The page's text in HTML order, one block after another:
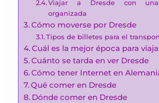
Viajar a Dresde con una
organizada
Cómo moverse por Dresde
Tipos de billetes para el
Cuál es la mejor época para
Cuánto se tarda en ver Dresde
Cómo tener Internet en
Qué comer en Dresde
Dónde comer en Dresde